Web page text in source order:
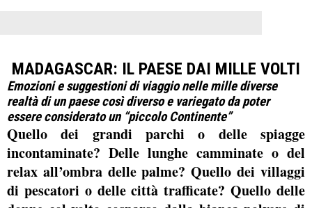
MADAGASCAR: IL PAESE DAI MILLE VOLTI
Emozioni e suggestioni di viaggio nelle mille diverse
realtà di un paese così diverso e variegato da poter
essere considerato un “piccolo Continente”
Quello dei grandi parchi o delle spiagge
incontaminate? Delle lunghe camminate o del
relax all’ombra delle palme? Quello dei villaggi
di pescatori o delle città trafficate? Quello delle